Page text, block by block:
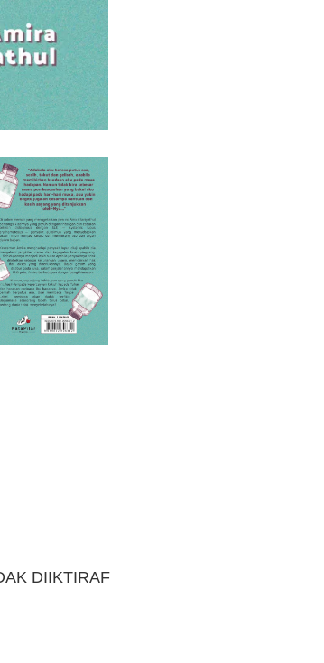
DIIKTIRAF